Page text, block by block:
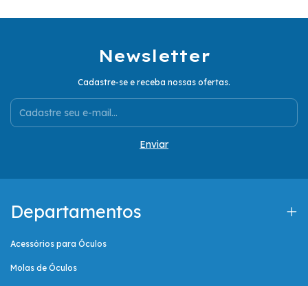
Newsletter
Cadastre-se e receba nossas ofertas.
Departamentos
Acessórios para Óculos
Molas de Óculos